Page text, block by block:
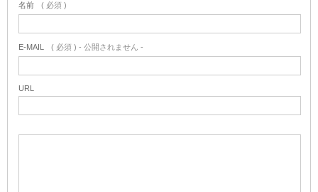
名前 ( 必須 )
E-MAIL ( 必須 ) - 公開されません -
URL